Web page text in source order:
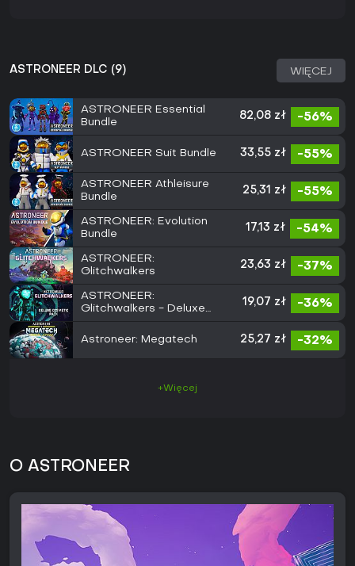
ASTRONEER DLC (9) WIĘCEJ
ASTRONEER Essential
Bundle
82,08 zł -56%
ASTRONEER Suit Bundle 33,55 zł -55%
ASTRONEER Athleisure
Bundle
25,31 zł -55%
ASTRONEER: Evolution
Bundle
17,13 zł -54%
ASTRONEER:
Glitchwalkers
23,63 zł -37%
ASTRONEER:
Glitchwalkers - Deluxe
19,07 zł -36%
Astroneer: Megatech 25,27 zł -32%
+Więcej
O ASTRONEER